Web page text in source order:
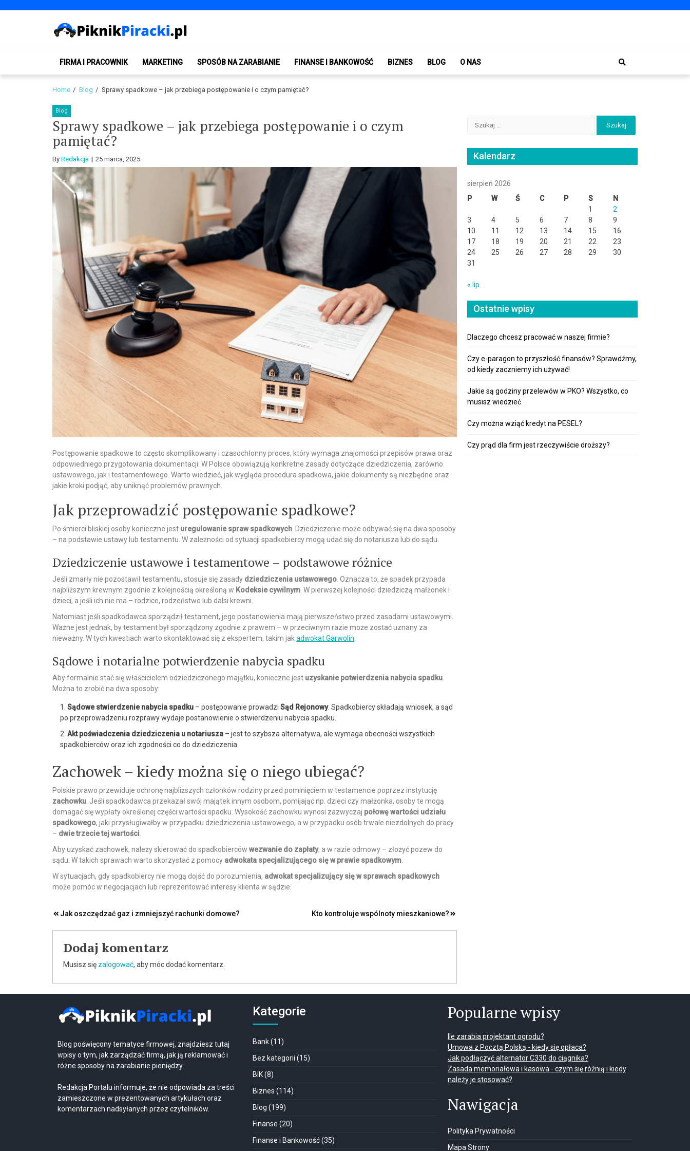
PiknikPiracki.pl
FIRMA I PRACOWNIK MARKETING SPOSÓB NA ZARABIANIE FINANSE I BANKOWOŚĆ BIZNES BLOG O NAS
Home Blog Sprawy spadkowe – jak przebiega postępowanie i o czym pamiętać?
Blog
Sprawy spadkowe – jak przebiega postępowanie i o czym
pamiętać?
By Redakcja 25 marca, 2025
Postępowanie spadkowe to często skomplikowany i czasochłonny proces, który wymaga znajomości przepisów prawa oraz
odpowiedniego przygotowania dokumentacji. W Polsce obowiązują konkretne zasady dotyczące dziedziczenia, zarówno
ustawowego, jak i testamentowego. Warto wiedzieć, jak wygląda procedura spadkowa, jakie dokumenty są niezbędne oraz
jakie kroki podjąć, aby uniknąć problemów prawnych.
Jak przeprowadzić postępowanie spadkowe?
Po śmierci bliskiej osoby konieczne jest uregulowanie spraw spadkowych . Dziedziczenie może odbywać się na dwa sposoby
– na podstawie ustawy lub testamentu. W zależności od sytuacji spadkobiercy mogą udać się do notariusza lub do sądu.
Dziedziczenie ustawowe i testamentowe – podstawowe różnice
Jeśli zmarły nie pozostawił testamentu, stosuje się zasady dziedziczenia ustawowego . Oznacza to, że spadek przypada
najbliższym krewnym zgodnie z kolejnością określoną w Kodeksie cywilnym . W pierwszej kolejności dziedziczą małżonek i
dzieci, a jeśli ich nie ma – rodzice, rodzeństwo lub dalsi krewni.
Natomiast jeśli spadkodawca sporządził testament, jego postanowienia mają pierwszeństwo przed zasadami ustawowymi.
Ważne jest jednak, by testament był sporządzony zgodnie z prawem – w przeciwnym razie może zostać uznany za
nieważny. W tych kwestiach warto skontaktować się z ekspertem, takim jakadwokat Garwolin
Sądowe i notarialne potwierdzenie nabycia spadku
Aby formalnie stać się właścicielem odziedziczonego majątku, konieczne jest uzyskanie potwierdzenia nabycia spadku
Można to zrobić na dwa sposoby:
Sądowe stwierdzenie nabycia spadku – postępowanie prowadzi Sąd Rejonowy. Spadkobiercy składają wniosek, a sąd
po przeprowadzeniu rozprawy wydaje postanowienie o stwierdzeniu nabycia spadku.
Akt poświadczenia dziedziczenia u notariusza – jest to szybsza alternatywa, ale wymaga obecności wszystkich
spadkobierców oraz ich zgodności co do dziedziczenia.
Zachowek – kiedy można się o niego ubiegać?
Polskie prawo przewiduje ochronę najbliższych członków rodziny przed pominięciem w testamencie poprzez instytucję
zachowku . Jeśli spadkodawca przekazał swój majątek innym osobom, pomijając np. dzieci czy małżonka, osoby te mogą
domagać się wypłaty określonej części wartości spadku. Wysokość zachowku wynosi zazwyczaj połowę wartości udziału
spadkowego, jaki przysługiwałby w przypadku dziedziczenia ustawowego, a w przypadku osób trwale niezdolnych do pracy
– dwie trzecie tej wartości
Aby uzyskać zachowek, należy skierować do spadkobierców wezwanie do zapłaty, a w razie odmowy – złożyć pozew do
sądu. W takich sprawach warto skorzystać z pomocy adwokata specjalizującego się w prawie spadkowym
W sytuacjach, gdy spadkobiercy nie mogą dojść do porozumienia, adwokat specjalizujący się w sprawach spadkowych
może pomóc w negocjacjach lub reprezentować interesy klienta w sądzie.
Nawigacja
wpisu
Jak oszczędzać gaz i zmniejszyć rachunki domowe? Kto kontroluje wspólnoty mieszkaniowe?
Dodaj komentarz
Musisz się zalogować, aby móc dodać komentarz.
Kalendarz
sierpień 2026
P
W Ś C P S
N
1
2
3
4 5 6 7 8
9
10
11 12 13 14 15
16
17
18 19 20 21 22
23
24
25 26 27 28 29
30
31
« lip
Ostatnie wpisy
Dlaczego chcesz pracować w naszej firmie?
Czy e-paragon to przyszłość finansów? Sprawdźmy,
od kiedy zaczniemy ich używać!
Jakie są godziny przelewów w PKO? Wszystko, co
musisz wiedzieć
Czy można wziąć kredyt na PESEL?
Czy prąd dla firm jest rzeczywiście droższy?
Blog poświęcony tematyce firmowej, znajdziesz tutaj
wpisy o tym, jak zarządzać firmą, jak ją reklamować i
różne sposoby na zarabianie pieniędzy.
Redakcja Portalu informuje, że nie odpowiada za treści
zamieszczone w prezentowanych artykułach oraz
komentarzach nadsyłanych przez czytelników.
Kategorie
Bank(11)
Bez kategorii (15)
BIK(8)
Biznes (114)
Blog (199)
Finanse (20)
Finanse i Bankowość(35)
Popularne wpisy
Ile zarabia projektant ogrodu?
Umowa z Pocztą Polską - kiedy się opłaca?
Jak podłączyć alternator C330 do ciągnika?
Zasada memoriałowa i kasowa - czym się różnią i kiedy
należy je stosować?
Nawigacja
Polityka Prywatności
Mapa Strony